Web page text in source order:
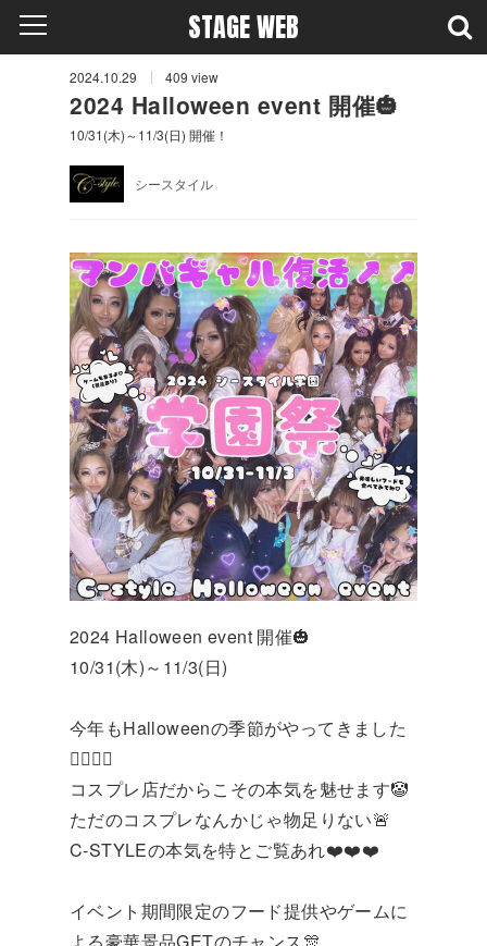
STAGE WEB
2024.10.29 409 view
2024 Halloween event 開催🎃
10/31(木)～11/3(日) 開催！
シースタイル
2024 Halloween event 開催🎃
10/31(木)～11/3(日)
今年もHalloweenの季節がやってきました
🧟‍♀️🧟‍♂️
コスプレ店だからこその本気を魅せます🤡
ただのコスプレなんかじゃ物足りない🚨
C-STYLEの本気を特とご覧あれ❤️❤️❤️
イベント期間限定のフード提供やゲームに
よる豪華景品GETのチャンス🎊